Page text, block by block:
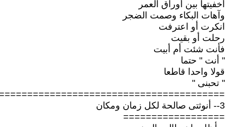
أخفيتها بين أوراق العمر
وآهات البكاء وصمت الضجر
انكرت أو اعترفت
رحلت أو بقيت
فأنت شئت أم أبيت
" أنت " حتما
قولا واحدا قاطعا
" تحبنى "
3-- أنوثتى صالحة لكل زمان ومكان
==================